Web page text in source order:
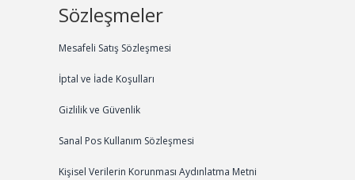
Sözleşmeler
Mesafeli Satış Sözleşmesi
İptal ve İade Koşulları
Gizlilik ve Güvenlik
Sanal Pos Kullanım Sözleşmesi
Kişisel Verilerin Korunması Aydınlatma Metni